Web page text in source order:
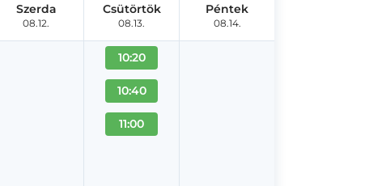
Szerda
08.12.
Csütörtök
08.13.
10:20
10:40
11:00
Péntek
08.14.